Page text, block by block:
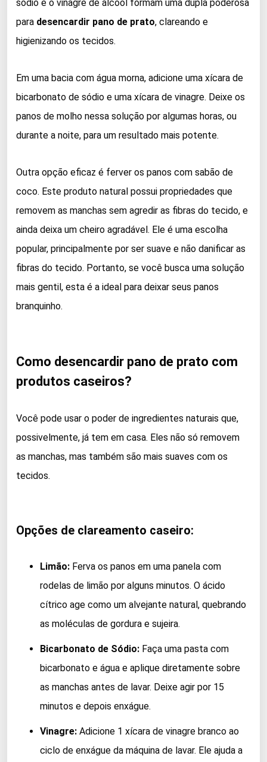
sódio e o vinagre de álcool formam uma dupla poderosa
para desencardir pano de prato, clareando e
higienizando os tecidos.
Em uma bacia com água morna, adicione uma xícara de
bicarbonato de sódio e uma xícara de vinagre. Deixe os
panos de molho nessa solução por algumas horas, ou
durante a noite, para um resultado mais potente.
Outra opção eficaz é ferver os panos com sabão de
coco. Este produto natural possui propriedades que
removem as manchas sem agredir as fibras do tecido, e
ainda deixa um cheiro agradável. Ele é uma escolha
popular, principalmente por ser suave e não danificar as
fibras do tecido. Portanto, se você busca uma solução
mais gentil, esta é a ideal para deixar seus panos
branquinho.
Como desencardir pano de prato com
produtos caseiros?
Você pode usar o poder de ingredientes naturais que,
possivelmente, já tem em casa. Eles não só removem
as manchas, mas também são mais suaves com os
tecidos.
Opções de clareamento caseiro:
Limão: Ferva os panos em uma panela com
rodelas de limão por alguns minutos. O ácido
cítrico age como um alvejante natural, quebrando
as moléculas de gordura e sujeira.
Bicarbonato de Sódio: Faça uma pasta com
bicarbonato e água e aplique diretamente sobre
as manchas antes de lavar. Deixe agir por 15
minutos e depois enxágue.
Vinagre: Adicione 1 xícara de vinagre branco ao
ciclo de enxágue da máquina de lavar. Ele ajuda a